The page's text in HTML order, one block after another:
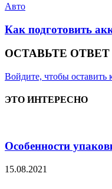
Авто
Как подготовить
ОСТАВЬТЕ ОТВЕТ
Войдите, чтобы оставить
ЭТО ИНТЕРЕСНО
Особенности
15.08.2021